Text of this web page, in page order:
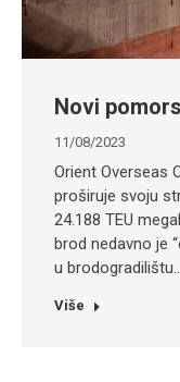
Novi
11/08/2023
Orient Overseas
proširuje svoju
24.188 TEU
brod nedavno je
u
Više